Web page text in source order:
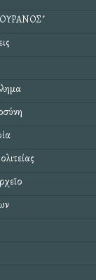
ΟΥΡΑΝΟΣ"